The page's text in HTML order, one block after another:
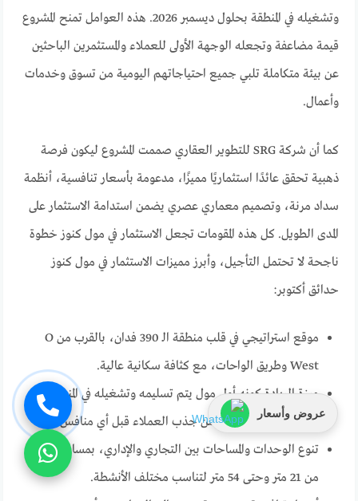
وتشغيله في المنطقة بحلول ديسمبر 2026. هذه العوامل تمنح المشروع
قيمة مضاعفة وتجعله الوجهة الأولى للعملاء والمستثمرين الباحثين
عن بيئة متكاملة تلبي جميع احتياجاتهم اليومية من تسوق وخدمات
وأعمال.
كما أن شركة SRG للتطوير العقاري صممت المشروع ليكون فرصة
ذهبية تحقق عائدًا استثماريًا مميزًا، مدعومة بأسعار تنافسية، أنظمة
سداد مرنة، وتصميم معماري عصري يضمن استدامة الاستثمار على
المدى الطويل. كل هذه المقومات تجعل الاستثمار في مول كنوز خطوة
ناجحة لا تحتمل التأجيل، وأبرز مميزات الاستثمار في مول كنوز
حدائق أكتوبر:
موقع استراتيجي في قلب منطقة الـ 390 فدان، بالقرب من O
West وطريق الواحات، مع كثافة سكانية عالية.
ميزة الريادة كونه أول مول يتم تسليمه وتشغيله في المنطقة في
ديسمبر 2026، مما يضمن جذب العملاء قبل أي منافس.
تنوع الوحدات والمساحات بين التجاري والإداري، بمساحات تبدأ
من 21 متر وحتى 54 متر لتناسب مختلف الأنشطة.
عروض وأسعار